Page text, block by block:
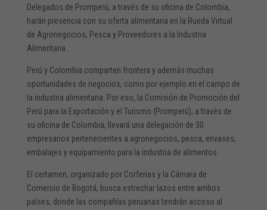
Delegados de Promperú, a través de su oficina de Colombia,
harán presencia con su oferta alimentaria en la Rueda Virtual
de Agronegocios, Pesca y Proveedores a la Industria
Alimentaria.
Perú y Colombia comparten frontera y además muchas
oportunidades de negocios, como por ejemplo en el campo de
la industria alimentaria. Por eso, la Comisión de Promoción del
Perú para la Exportación y el Turismo (Promperú), a través de
su oficina de Colombia, llevará una delegación de 30
empresarios pertenecientes a agronegocios, pesca, envases,
embalajes y equipamiento para la industria de alimentos.
El certamen, organizado por Corferias y la Cámara de
Comercio de Bogotá, busca estrechar lazos entre ambos
países, donde las compañías peruanas tendrán acceso al